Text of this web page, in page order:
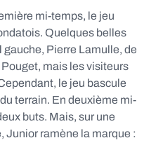
mi-temps, le jeu
Quelques belles
Pierre Lamulle, de
mais les visiteurs
le jeu bascule
terrain. En deuxième mi-
buts. Mais, sur une
Junior ramène la marque :